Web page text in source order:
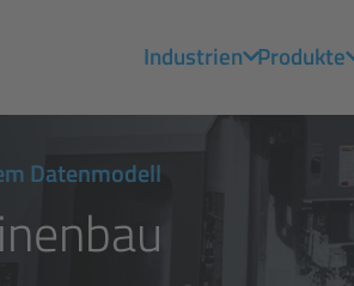
Industrien Produkte
Datenmodell